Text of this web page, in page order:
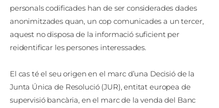
personals codificades han de ser considerades dades
anonimitzades quan, un cop comunicades a un tercer,
aquest no disposa de la informació suficient per
reidentificar les persones interessades.
El cas té el seu origen en el marc d’una Decisió de la
Junta Única de Resolució (JUR), entitat europea de
supervisió bancària, en el marc de la venda del Banc